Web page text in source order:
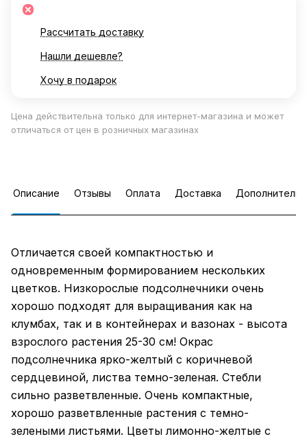
Рассчитать доставку
Нашли дешевле?
Хочу в подарок
Цена действительна только для интернет-магазина и может
отличаться от цен в розничных магазинах
Описание Отзывы Оплата Доставка
Отличается своей компактностью и
одновременным формированием нескольких
цветков. Низкорослые подсолнечники очень
хорошо подходят для выращивания как на
клумбах, так и в контейнерах и вазонах - высота
взрослого растения 25-30 см! Окрас
подсолнечника ярко-желтый с коричневой
сердцевиной, листва темно-зеленая. Стебли
сильно разветвленные. Очень компактные,
хорошо разветвленные растения с темно-
зелеными листьями. Цветы лимонно-желтые с